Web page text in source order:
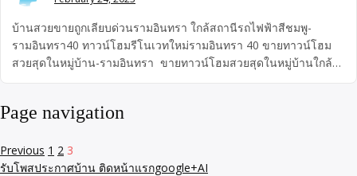
บ้านสวยขายถูกเลียบด่วนรามอินทรา ใกล้สถานีรถไฟฟ้าสีชมพู-
รามอินทรา40 ทาวน์โฮมรีโนเวทใหม่รามอินทรา 40 ขายทาวน์โฮม
สวยสุดในหมู่บ้าน-รามอินทรา ขายทาวน์โฮมสวยสุดในหมู่บ้านใกล้
Page navigation
Previous 1 2 3
รับโพสประกาศบ้าน ติดหน้าแรกgoogle+AI